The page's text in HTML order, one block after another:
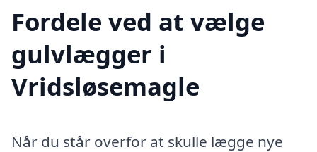
Fordele ved at vælge
gulvlægger i
Vridsløsemagle
Når du står overfor at skulle lægge nye